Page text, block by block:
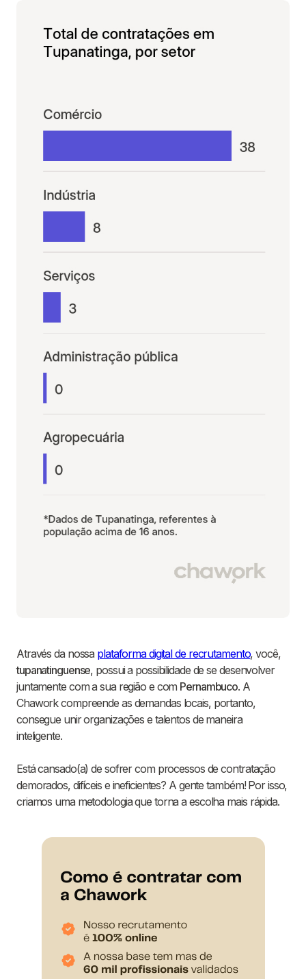
Através da nossa plataforma digital de recrutamento, você,
tupanatinguense, possui a possibilidade de se desenvolver
juntamente com a sua região e com Pernambuco. A
Chawork compreende as demandas locais, portanto,
consegue unir organizações e talentos de maneira
inteligente.
Está cansado(a) de sofrer com processos de contratação
demorados, difíceis e ineficientes? A gente também! Por isso,
criamos uma metodologia que torna a escolha mais rápida.